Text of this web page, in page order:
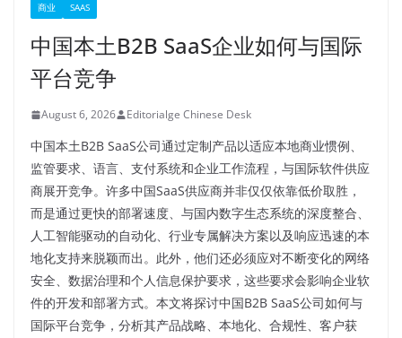
商业 SAAS
中国本土B2B SaaS企业如何与国际
平台竞争
August 6, 2026 Editorialge Chinese Desk
中国本土B2B SaaS公司通过定制产品以适应本地商业惯例、
监管要求、语言、支付系统和企业工作流程，与国际软件供应
商展开竞争。许多中国SaaS供应商并非仅仅依靠低价取胜，
而是通过更快的部署速度、与国内数字生态系统的深度整合、
人工智能驱动的自动化、行业专属解决方案以及响应迅速的本
地化支持来脱颖而出。此外，他们还必须应对不断变化的网络
安全、数据治理和个人信息保护要求，这些要求会影响企业软
件的开发和部署方式。本文将探讨中国B2B SaaS公司如何与
国际平台竞争，分析其产品战略、本地化、合规性、客户获